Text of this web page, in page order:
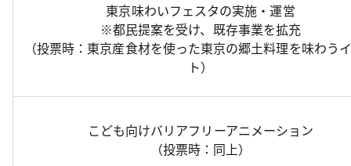
東京味わいフェスタの実施・運営
※都民提案を受け、既存事業を拡充
（投票時：東京産食材を使った東京の郷土料理を味わう
ト）
こども向けバリアフリーアニメーション
（投票時：同上）